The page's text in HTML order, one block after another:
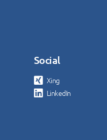
Social
Xing
LinkedIn